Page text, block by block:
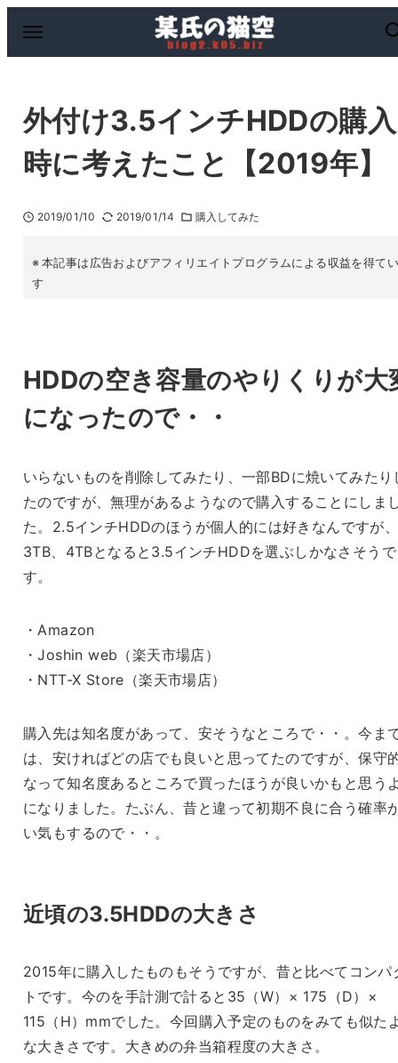
外付け3.5インチHDDの購入
時に考えたこと【2019年】
2019/01/10 2019/01/14 購入してみた
本記事は広告およびアフィリエイトプログラムによる収益を得て
す
HDDの空き容量のやりくりが大
になったので・・
いらないものを削除してみたり、一部BDに焼いてみたり
たのですが、無理があるようなので購入することにしま
た。2.5インチHDDのほうが個人的には好きなんですが
3TB、4TBとなると3.5インチHDDを選ぶしかなさそうで
す。
・Amazon
・Joshin web（楽天市場店）
・NTT-X Store（楽天市場店）
購入先は知名度があって、安そうなところで・・。今ま
は、安ければどの店でも良いと思ってたのですが、保守
なって知名度あるところで買ったほうが良いかもと思う
になりました。たぶん、昔と違って初期不良に合う確率
い気もするので・・。
近頃の3.5HDDの大きさ
2015年に購入したものもそうですが、昔と比べてコンパ
トです。今のを手計測で計ると35（W）× 175（D）×
115（H）mmでした。今回購入予定のものをみても似た
な大きさです。大きめの弁当箱程度の大きさ。